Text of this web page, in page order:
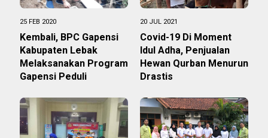
25 FEB 2020
Kembali, BPC Gapensi
Kabupaten Lebak
Melaksanakan Program
Gapensi Peduli
20 JUL 2021
Covid-19 Di Moment
Idul Adha, Penjualan
Hewan Qurban Menurun
Drastis